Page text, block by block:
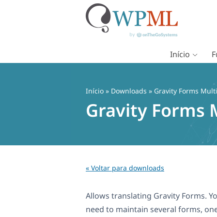
Início
Início » Downloads » Gravity Forms
Gravity Forms
« Voltar para downloads
Allows translating Gravity Forms.
need to maintain several forms,